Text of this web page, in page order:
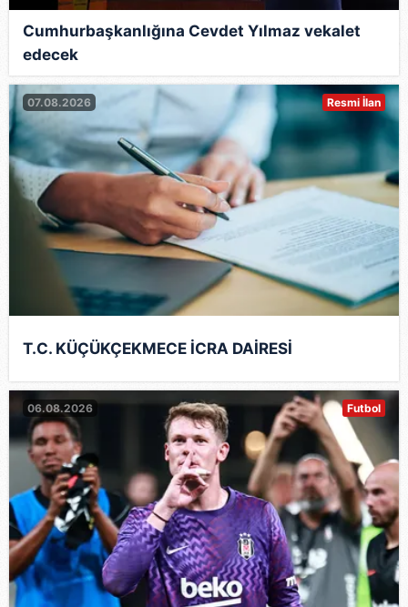
Cumhurbaşkanlığına Cevdet Yılmaz vekalet
edecek
07.08.2026 Resmi İlan
T.C. KÜÇÜKÇEKMECE İCRA DAİRESİ
06.08.2026 Futbol